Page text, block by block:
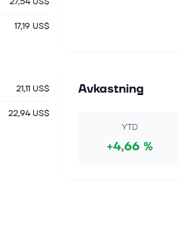
17,19 US$
21,11 US$
22,94 US$
Avkastning
YTD
+4,66 %